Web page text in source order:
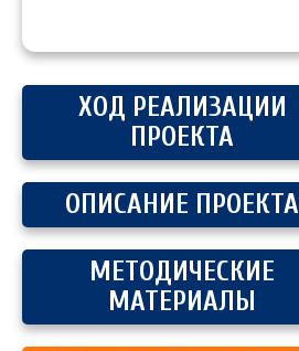
ХОД РЕАЛИЗАЦИИ
ПРОЕКТА
ОПИСАНИЕ ПРОЕКТА
МЕТОДИЧЕСКИЕ
МАТЕРИАЛЫ